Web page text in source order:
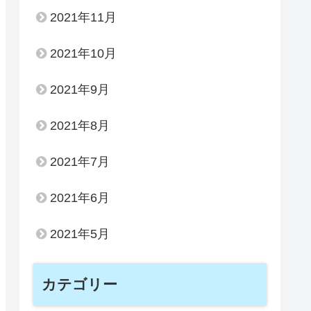
2021年11月
2021年10月
2021年9月
2021年8月
2021年7月
2021年6月
2021年5月
カテゴリー